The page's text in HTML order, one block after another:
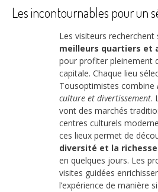
Les incontournables pour un
Les visiteurs recherchent
meilleurs quartiers et
pour profiter pleinement
capitale. Chaque lieu
Tousoptimistes combine
culture et divertissement.
vont des marchés
centres culturels
ces lieux permet de
diversité et la richesse
en quelques jours. Les
visites guidées
l’expérience de manière